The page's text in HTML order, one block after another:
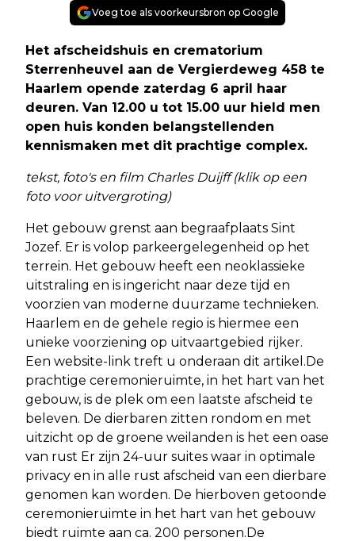
Voeg toe als voorkeursbron op Google
Het afscheidshuis en crematorium
Sterrenheuvel aan de Vergierdeweg 458 te
Haarlem opende zaterdag 6 april haar
deuren. Van 12.00 u tot 15.00 uur hield men
open huis konden belangstellenden
kennismaken met dit prachtige complex.
tekst, foto's en film Charles Duijff (klik op een
foto voor uitvergroting)
Het gebouw grenst aan begraafplaats Sint
Jozef. Er is volop parkeergelegenheid op het
terrein. Het gebouw heeft een neoklassieke
uitstraling en is ingericht naar deze tijd en
voorzien van moderne duurzame technieken.
Haarlem en de gehele regio is hiermee een
unieke voorziening op uitvaartgebied rijker.
Een website-link treft u onderaan dit artikel.De
prachtige ceremonieruimte, in het hart van het
gebouw, is de plek om een laatste afscheid te
beleven. De dierbaren zitten rondom en met
uitzicht op de groene weilanden is het een oase
van rust Er zijn 24-uur suites waar in optimale
privacy en in alle rust afscheid van een dierbare
genomen kan worden. De hierboven getoonde
ceremonieruimte in het hart van het gebouw
biedt ruimte aan ca. 200 personen.De